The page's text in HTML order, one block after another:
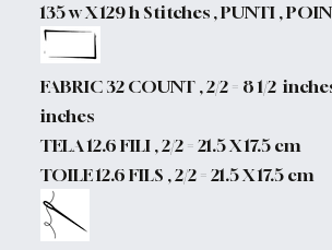
135 w X 129 h Stitches , PUNTI ,
FABRIC 32 COUNT , 2/2 = 8 1/2
inches
TELA 12.6 FILI , 2/2 = 21.5 X 17.5 cm
TOILE 12.6 FILS , 2/2 = 21.5 X 17.5 cm